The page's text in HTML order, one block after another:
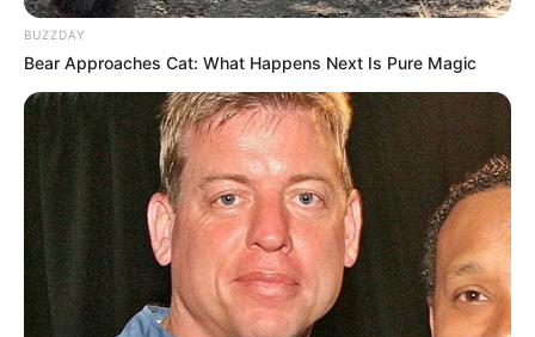
BUZZDAY
Bear Approaches Cat: What Happens Next Is Pure Magic